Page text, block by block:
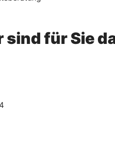
sind für Sie